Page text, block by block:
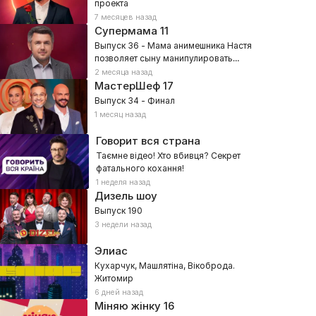
проекта
7 месяцев назад
Супермама 11
Выпуск 36 - Мама анимешника Настя
позволяет сыну манипулировать
собой?
2 месяца назад
МастерШеф17
Выпуск 34 - Финал
1 месяц назад
Говорит вся страна
Таємне відео! Хто вбивця? Секрет
фатального кохання!
1 неделя назад
Дизель шоу
Выпуск 190
3 недели назад
Элиас
Кухарчук, Машлятіна, Вікоброда.
Житомир
6 дней назад
Міняю жінку16